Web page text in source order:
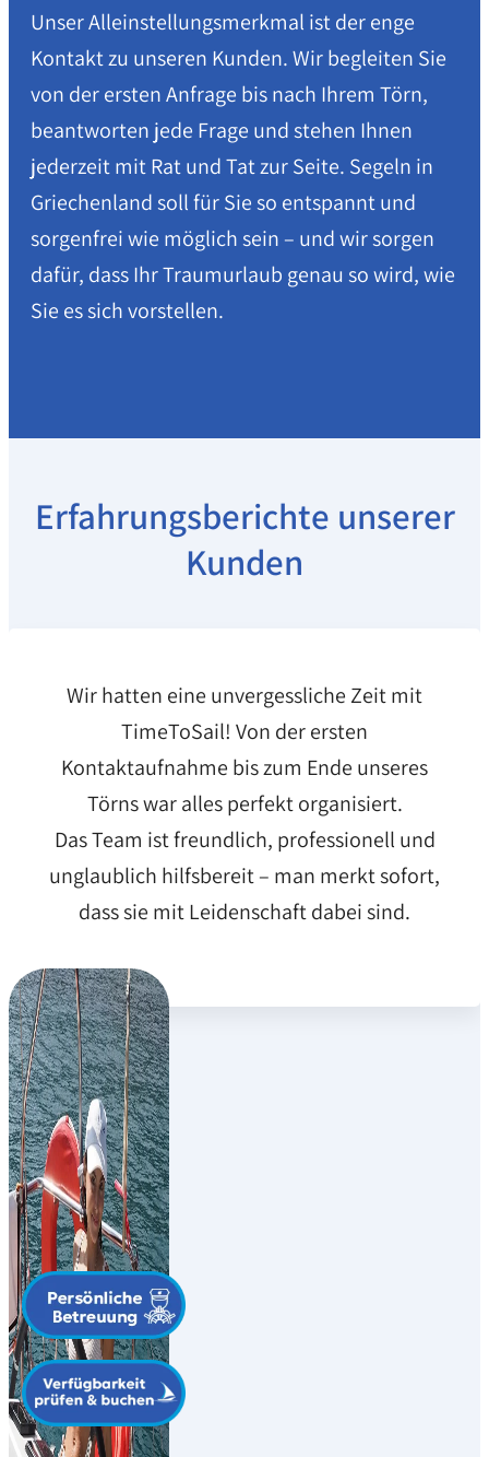
Unser Alleinstellungsmerkmal ist der enge
Kontakt zu unseren Kunden. Wir begleiten Sie
von der ersten Anfrage bis nach Ihrem Törn,
beantworten jede Frage und stehen Ihnen
jederzeit mit Rat und Tat zur Seite. Segeln in
Griechenland soll für Sie so entspannt und
sorgenfrei wie möglich sein – und wir sorgen
dafür, dass Ihr Traumurlaub genau so wird, wie
Sie es sich vorstellen.
Erfahrungsberichte unserer
Kunden
Wir hatten eine unvergessliche Zeit mit
TimeToSail! Von der ersten
Kontaktaufnahme bis zum Ende unseres
Törns war alles perfekt organisiert.
Das Team ist freundlich, professionell und
unglaublich hilfsbereit – man merkt sofort,
dass sie mit Leidenschaft dabei sind.